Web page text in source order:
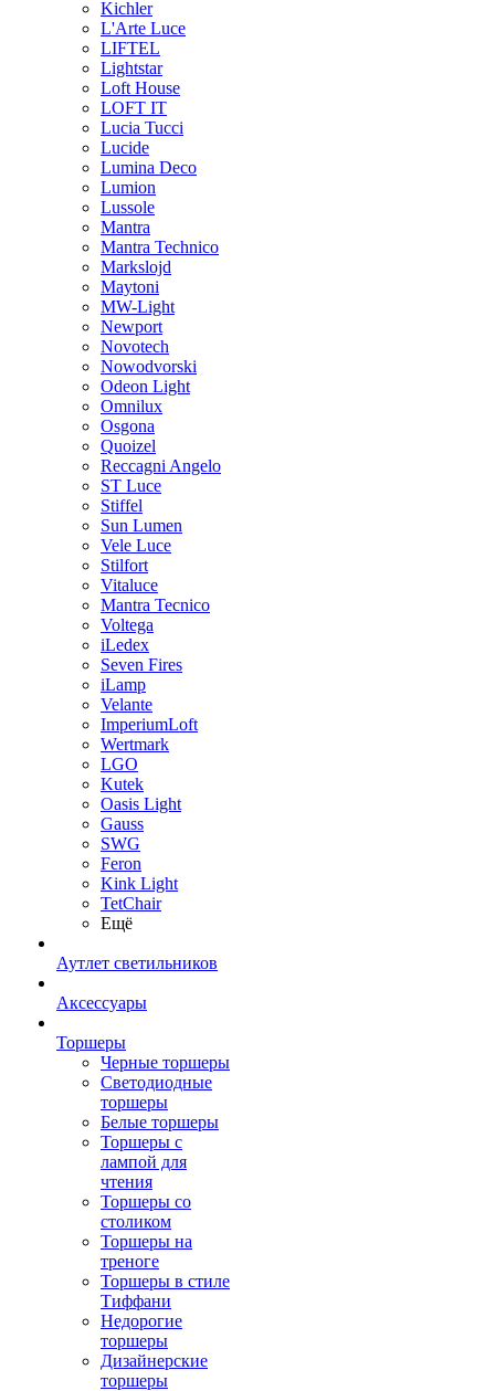
Kichler
L'Arte Luce
LIFTEL
Lightstar
Loft House
LOFT IT
Lucia Tucci
Lucide
Lumina Deco
Lumion
Lussole
Mantra
Mantra Technico
Markslojd
Maytoni
MW-Light
Newport
Novotech
Nowodvorski
Odeon Light
Omnilux
Osgona
Quoizel
Reccagni Angelo
ST Luce
Stiffel
Sun Lumen
Vele Luce
Stilfort
Vitaluce
Mantra Tecnico
Voltega
iLedex
Seven Fires
iLamp
Velante
ImperiumLoft
Wertmark
LGO
Kutek
Oasis Light
Gauss
SWG
Feron
Kink Light
TetСhair
Ещё
Аутлет светильников
Аксессуары
Торшеры
Черные торшеры
Светодиодные
торшеры
Белые торшеры
Торшеры с
лампой для
чтения
Торшеры со
столиком
Торшеры на
треноге
Торшеры в стиле
Тиффани
Недорогие
торшеры
Дизайнерские
торшеры